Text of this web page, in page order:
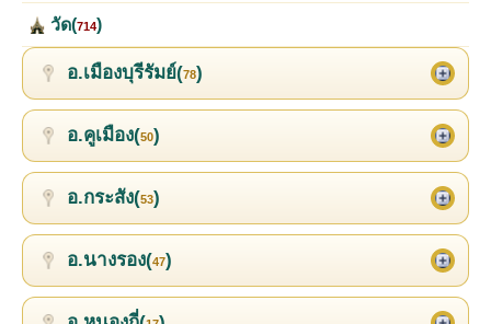
วัด(714)
อ.เมืองบุรีรัมย์(78)
อ.คูเมือง(50)
อ.กระสัง(53)
อ.นางรอง(47)